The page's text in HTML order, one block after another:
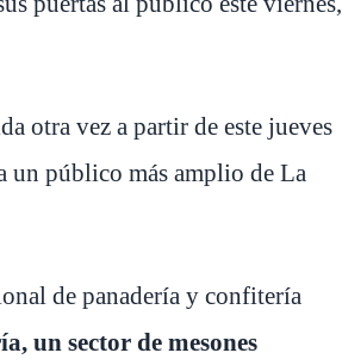
otra vez a partir de este jueves
un público más amplio de La
de panadería y confitería
un sector de mesones